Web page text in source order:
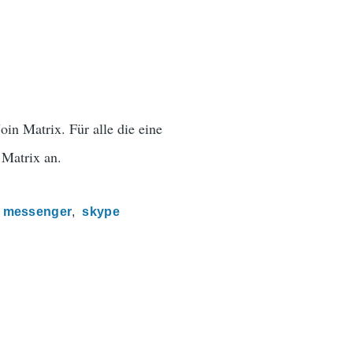
Matrix. Für alle die eine
an.
messenger skype